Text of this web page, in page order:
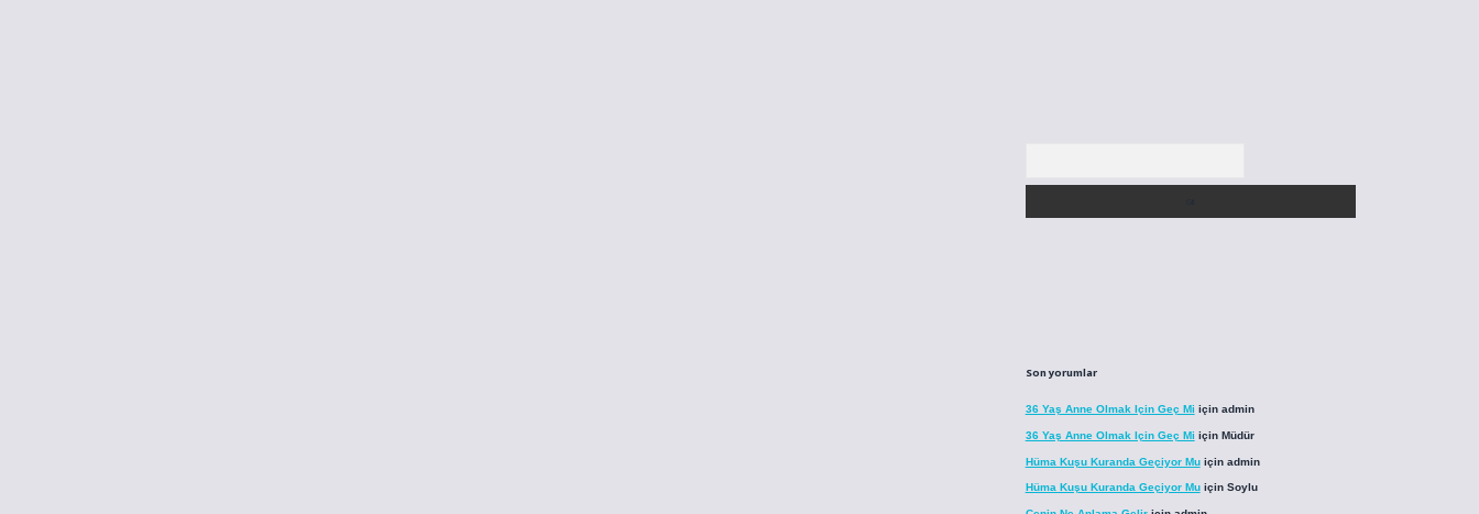
Son yorumlar
36 Yaş Anne Olmak Için Geç Mi için admin
36 Yaş Anne Olmak Için Geç Mi için Müdür
Hüma Kuşu Kuranda Geçiyor Muiçin admin
Hüma Kuşu Kuranda Geçiyor Muiçin Soylu